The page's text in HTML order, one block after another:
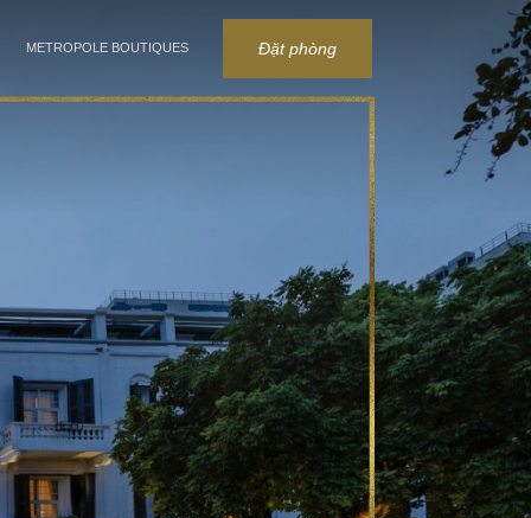
Đặt phòng
METROPOLE BOUTIQUES